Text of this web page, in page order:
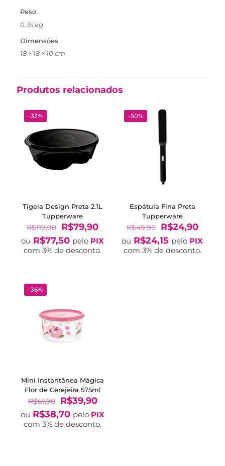
Peso
0,35 kg
Dimensões
18 × 18 × 10 cm
Produtos relacionados
-33%
Tigela Design Preta 2.1L
Tupperware
R$119,90
O
preço
original
era:
R$79,90O
preço
atual
é:
ou R$77,50 pelo PIX
com 3% de desconto.
-50%
Espátula Fina Preta
Tupperware
R$49,90
O
preço
original
era:
R$24,90O
preço
atual
é:
ou R$24,15 pelo PIX
com 3% de desconto.
-36%
Mini Instantânea Mágica
Flor de Cerejeira 575ml
R$61,90
O
preço
original
era:
R$39,90O
preço
atual
é:
ou R$38,70 pelo PIX
com 3% de desconto.